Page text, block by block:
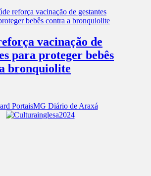
vacinação de
para proteger bebês
bronquiolite